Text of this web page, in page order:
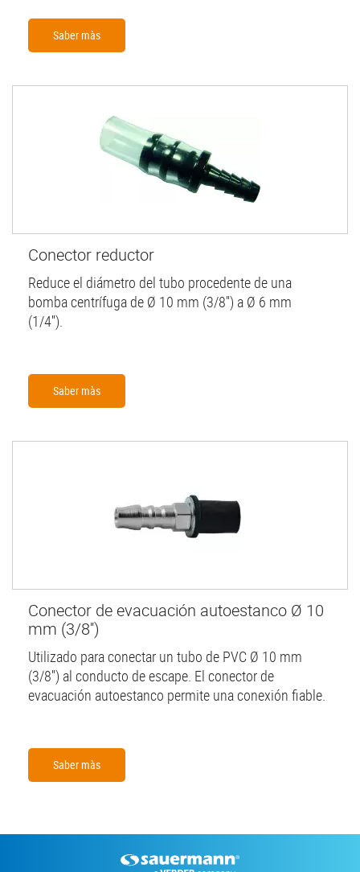
Saber màs
Conector reductor
Reduce el diámetro del tubo procedente de una
bomba centrífuga de Ø 10 mm (3/8'') a Ø 6 mm
(1/4'').
Saber màs
Conector de evacuación autoestanco Ø 10
mm (3/8'')
Utilizado para conectar un tubo de PVC Ø 10 mm
(3/8'') al conducto de escape. El conector de
evacuación autoestanco permite una conexión fiable.
Saber màs